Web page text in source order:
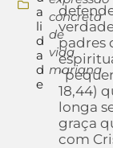
a
li
d
a
d
e
concreta
de
vida
mariana
padres
18,44)
longa
graça
com